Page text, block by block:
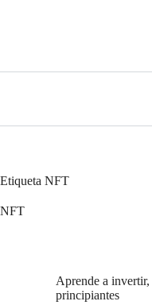
Etiqueta NFT
NFT
Aprende a invertir,
principiantes